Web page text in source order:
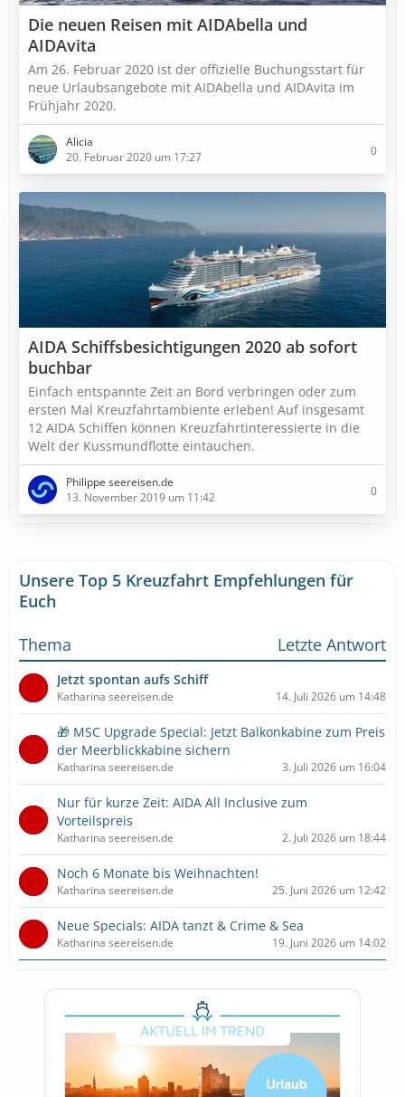
Die neuen Reisen mit AIDAbella und
AIDAvita
Am 26. Februar 2020 ist der offizielle Buchungsstart für
neue Urlaubsangebote mit AIDAbella und AIDAvita im
Frühjahr 2020.
Alicia
20. Februar 2020 um 17:27
0
AIDA Schiffsbesichtigungen 2020 ab sofort
buchbar
Einfach entspannte Zeit an Bord verbringen oder zum
ersten Mal Kreuzfahrtambiente erleben! Auf insgesamt
12 AIDA Schiffen können Kreuzfahrtinteressierte in die
Welt der Kussmundflotte eintauchen.
Philippe seereisen.de
13. November 2019 um 11:42
0
Unsere Top 5 Kreuzfahrt Empfehlungen für
Euch
Thema
Letzte Antwort
Jetzt spontan aufs Schiff
Katharina seereisen.de 14. Juli 2026 um 14:48
🎁 MSC Upgrade Special: Jetzt Balkonkabine zum Preis
der Meerblickkabine sichern
Katharina seereisen.de 3. Juli 2026 um 16:04
Nur für kurze Zeit: AIDA All Inclusive zum
Vorteilspreis
Katharina seereisen.de 2. Juli 2026 um 18:44
Noch 6 Monate bis Weihnachten!
Katharina seereisen.de 25. Juni 2026 um 12:42
Neue Specials: AIDA tanzt & Crime & Sea
Katharina seereisen.de 19. Juni 2026 um 14:02